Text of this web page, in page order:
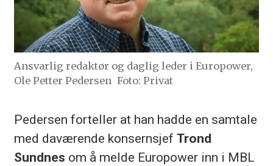
Ansvarlig redaktør og daglig leder i Europower,
Ole Petter Pedersen Foto: Privat
Pedersen forteller at han hadde en samtale
med daværende konsernsjef Trond
Sundnes om å melde Europower inn i MBL